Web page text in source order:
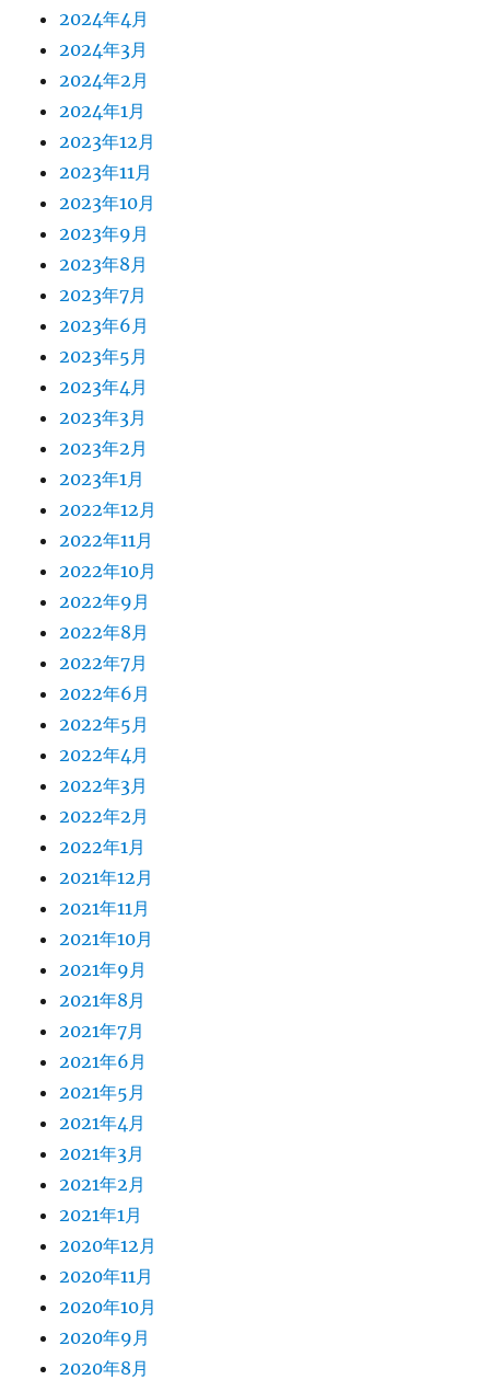
2024年4月
2024年3月
2024年2月
2024年1月
2023年12月
2023年11月
2023年10月
2023年9月
2023年8月
2023年7月
2023年6月
2023年5月
2023年4月
2023年3月
2023年2月
2023年1月
2022年12月
2022年11月
2022年10月
2022年9月
2022年8月
2022年7月
2022年6月
2022年5月
2022年4月
2022年3月
2022年2月
2022年1月
2021年12月
2021年11月
2021年10月
2021年9月
2021年8月
2021年7月
2021年6月
2021年5月
2021年4月
2021年3月
2021年2月
2021年1月
2020年12月
2020年11月
2020年10月
2020年9月
2020年8月